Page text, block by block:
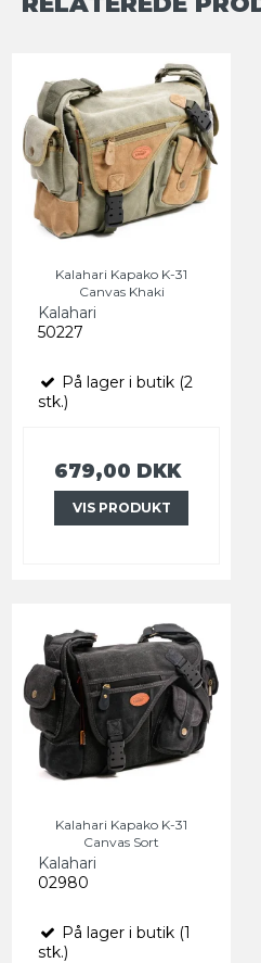
Kalahari Kapako K-31
Canvas Khaki
Kalahari
50227
På lager i butik (2
stk.)
679,00 DKK
VIS PRODUKT
Kalahari Kapako K-31
Canvas Sort
Kalahari
02980
På lager i butik (1
stk.)